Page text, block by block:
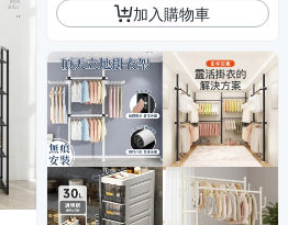
加入購物車